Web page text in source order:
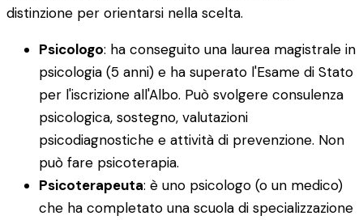
distinzione per orientarsi nella scelta.
Psicologo: ha conseguito una laurea magistrale in
psicologia (5 anni) e ha superato l'Esame di Stato
per l'iscrizione all'Albo. Può svolgere consulenza
psicologica, sostegno, valutazioni
psicodiagnostiche e attività di prevenzione. Non
può fare psicoterapia.
Psicoterapeuta: è uno psicologo (o un medico)
che ha completato una scuola di specializzazione